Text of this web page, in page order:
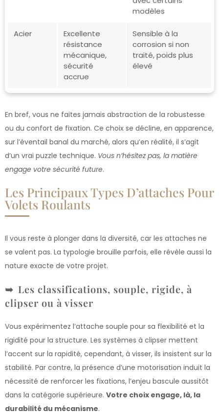
modèles
Acier
Excellente
résistance
mécanique,
sécurité
accrue
Sensible à la
corrosion si non
traité, poids plus
élevé
En bref, vous ne faites jamais abstraction de la robustesse
ou du confort de fixation. Ce choix se décline, en apparence,
sur l’éventail banal du marché, alors qu’en réalité, il s’agit
d’un vrai puzzle technique. Vous n’hésitez pas, la matière
engage votre sécurité future.
Les Principaux Types D’attaches Pour
Volets Roulants
Il vous reste à plonger dans la diversité, car les attaches ne
se valent pas. La typologie brouille parfois, elle révèle aussi la
nature exacte de votre projet.
Les classifications, souple, rigide, à
clipser ou à visser
Vous expérimentez l’attache souple pour sa flexibilité et la
rigidité pour la structure. Les systèmes à clipser mettent
l’accent sur la rapidité, cependant, à visser, ils insistent sur la
stabilité. Par contre, la présence d’une motorisation induit la
nécessité de renforcer les fixations, l’enjeu bascule aussitôt
dans la catégorie supérieure. Votre choix engage, là, la
durabilité du mécanisme.